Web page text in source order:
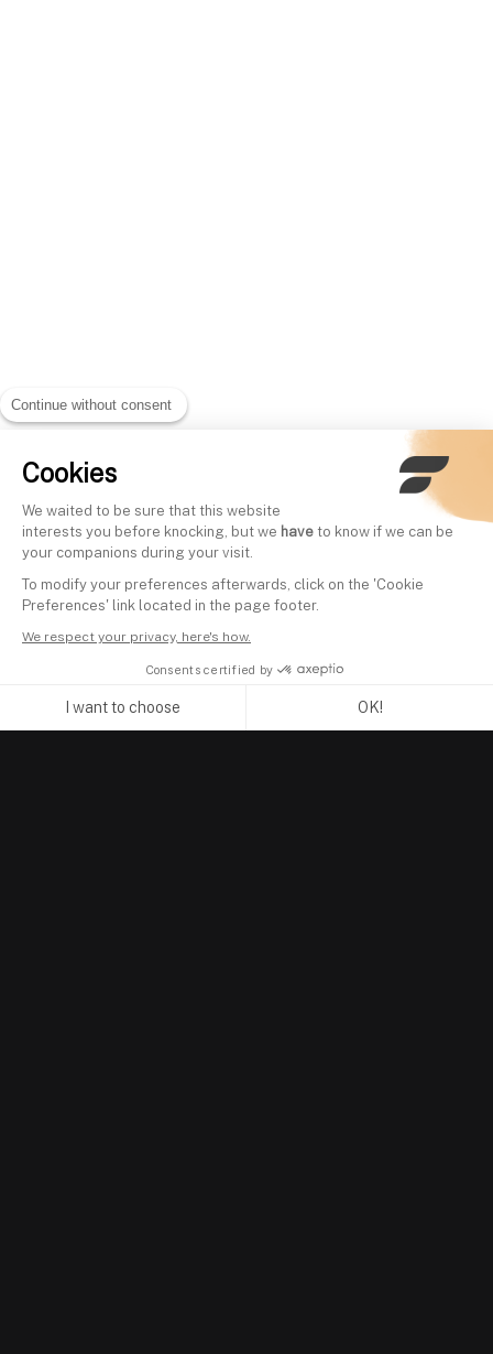
Continue without consent
Cookies
We waited to be sure that this website
interests you before knocking, but we have to know if we can be
your companions during your visit.
To modify your preferences afterwards, click on the 'Cookie
Preferences' link located in the page footer.
We respect your privacy, here's how.
Consents certified by
I want to choose OK!